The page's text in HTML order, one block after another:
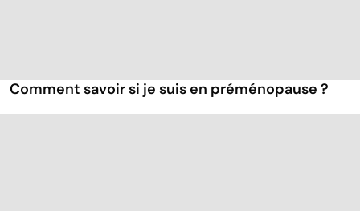
Comment savoir si je suis en préménopause ?